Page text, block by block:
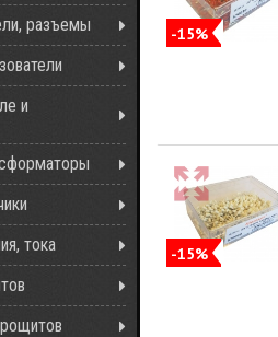
разъемы
и
тока
-15%
-15%